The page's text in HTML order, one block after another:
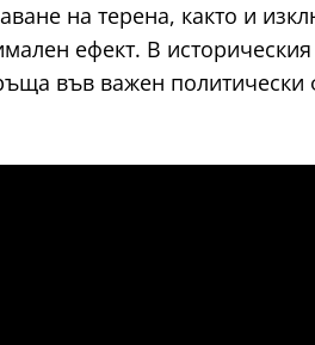
на терена, както и
ефект. В
във важен политически